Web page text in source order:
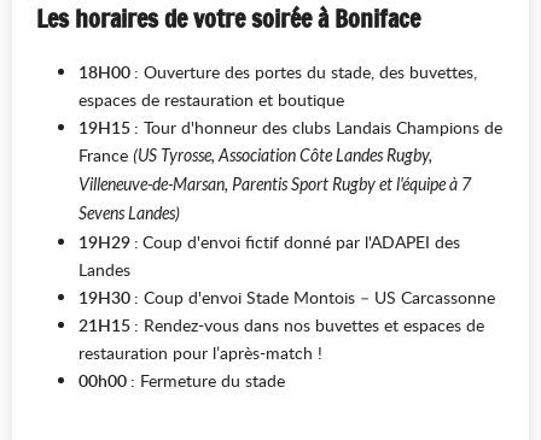
Les horaires de votre soirée à Boniface
18H00 : Ouverture des portes du stade, des buvettes,
espaces de restauration et boutique
19H15 : Tour d'honneur des clubs Landais Champions de
France (US Tyrosse, Association Côte Landes Rugby,
Villeneuve-de-Marsan, Parentis Sport Rugby et l'équipe à 7
Sevens Landes)
19H29 : Coup d'envoi fictif donné par l'ADAPEI des
Landes
19H30 : Coup d'envoi Stade Montois – US Carcassonne
21H15 : Rendez-vous dans nos buvettes et espaces de
restauration pour l’après-match !
00h00 : Fermeture du stade